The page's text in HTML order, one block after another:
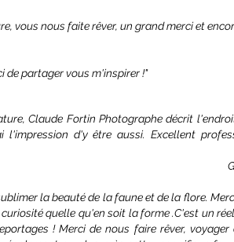
vous nous faite rêver, un grand merci et
de partager vous m'inspirer !"
Claude Fortin Photographe décrit
l'impression d'y être aussi. Excellent
la beauté de la faune et de la flore.
quelle qu'en soit la forme .C'est un
! Merci de nous faire rêver,